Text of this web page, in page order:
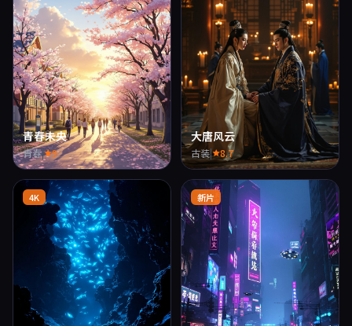
青春未央
青春| 9
大唐风云
古装| 8.7
4K 新片